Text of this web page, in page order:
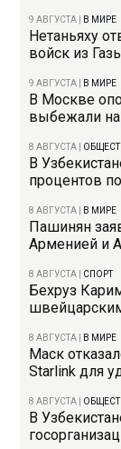
9 АВГУСТА В МИРЕ
Нетаньяху
войск из
9 АВГУСТА В МИРЕ
В Москве
выбежали на
8 АВГУСТА
В
процентов
8 АВГУСТА В МИРЕ
Пашинян
Арменией и
8 АВГУСТА СПОРТ
Бехруз
8 АВГУСТА В МИРЕ
Маск
Starlink для
8 АВГУСТА
В